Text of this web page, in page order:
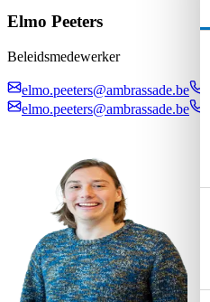
Elmo Peeters
Beleidsmedewerker
elmo.peeters@ambrassade.be
elmo.peeters@ambrassade.be